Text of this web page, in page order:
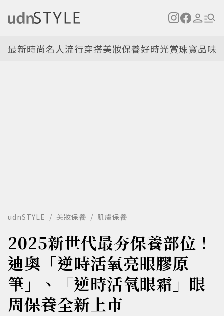
最新時尚名人流行穿搭美妝保養好時光賞珠寶品味
udnSTYLE 美妝保養 肌膚保養
2025新世代最夯保養部位！
迪奧「逆時活氧亮眼膠原
筆」、「逆時活氧眼霜」眼
周保養全新上市